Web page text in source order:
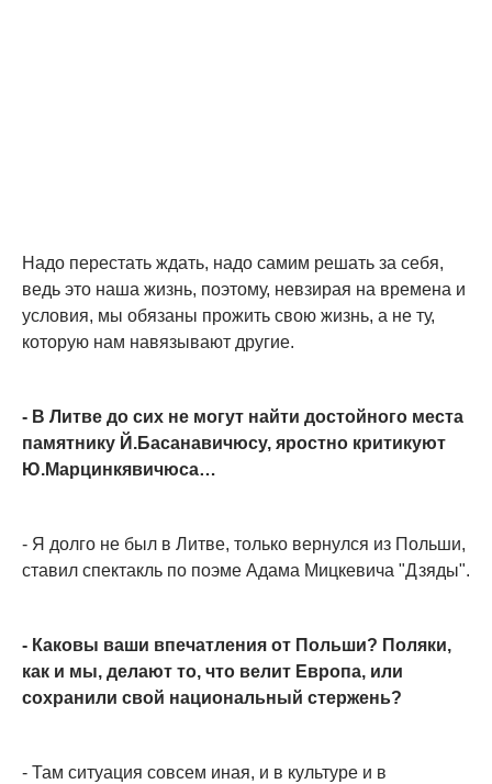
Надо перестать ждать, надо самим решать за себя,
ведь это наша жизнь, поэтому, невзирая на времена и
условия, мы обязаны прожить свою жизнь, а не ту,
которую нам навязывают другие.
- В Литве до сих не могут найти достойного места
памятнику Й.Басанавичюсу, яростно критикуют
Ю.Марцинкявичюса…
- Я долго не был в Литве, только вернулся из Польши,
ставил спектакль по поэме Адама Мицкевича "Дзяды".
- Каковы ваши впечатления от Польши? Поляки,
как и мы, делают то, что велит Европа, или
сохранили свой национальный стержень?
- Там ситуация совсем иная, и в культуре и в